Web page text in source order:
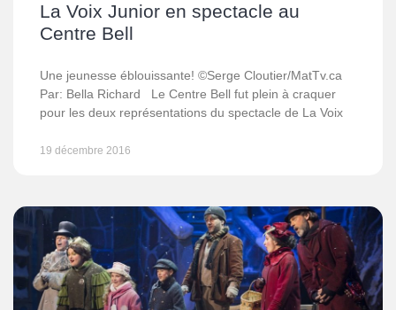
La Voix Junior en spectacle au
Centre Bell
Une jeunesse éblouissante! ©Serge Cloutier/MatTv.ca
Par: Bella Richard Le Centre Bell fut plein à craquer
pour les deux représentations du spectacle de La Voix
19 décembre 2016